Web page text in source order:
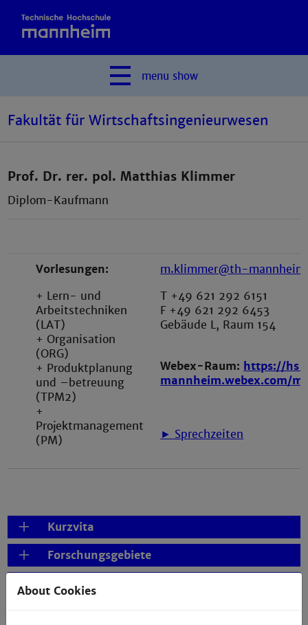
menu show
Fakultät für Wirtschaftsingenieurwesen
Prof. Dr. rer. pol. Matthias Klimmer
Diplom-Kaufmann
Vorlesungen:
+ Lern- und
Arbeitstechniken
(LAT)
+ Organisation
(ORG)
+ Produktplanung
und –betreuung
(TPM2)
+
Projektmanagement
(PM)
m.klimmer@th-
T +49 621 292 6151
F +49 621 292 6453
Gebäude L, Raum 154
Webex-Raum: https://hs-
mannheim.webex.com/
► Sprechzeiten
Kurzvita
Forschungsgebiete
Ausgewählte Publikationen
About Cookies